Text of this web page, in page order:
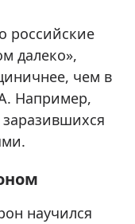
российские
далеко»,
чем в
Например,
заразившихся
научился